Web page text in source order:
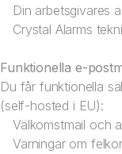
Din arbetsgivares
Crystal Alarms
Funktionella e-
Du får funktionella
(self-hosted i EU):
Välkomstmail och
Varningar om